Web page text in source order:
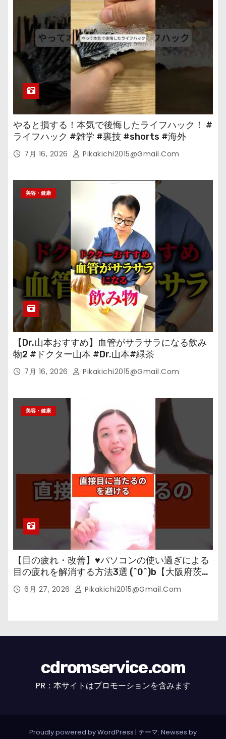
やると損する！本気で後悔したライフハック！ #
ライフハック #雑学 #裏技 #shorts #海外
7月 16, 2026 Pikakichi2015@gmail.com
美容・健康
【Dr.山本おすすめ】血管がサラサラになる飲み
物2 #ドクター山本 #Dr.山本#緑茶
7月 16, 2026 Pikakichi2015@gmail.com
美容・健康
【目の疲れ・改善】♥パソコンの使い過ぎによる
目の疲れを解消する方法3選 (^0^)b【大阪府茨木
市の女性・美容鍼灸・整体師が教えます。】
6月 27, 2026 Pikakichi2015@gmail.com
cdromservice.com
PR：本サイトはプロモーションを含みます
Proudly powered by WordPress | テーマ: Newses by